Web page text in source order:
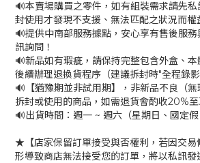
🔊本賣場購買之零件，如有組裝需求請先
封使用才發現不支援、無法匹配之狀況而權
🔊提供中南部服務據點，安心享有售後服
訊詢問！
🔊新品如有瑕疵，請保持完整包含外盒、本
後續辦理退換貨程序（建議拆封時"全程錄
🔊【猶豫期並非試用期】，非新品不良（
拆封或使用的商品，如需退貨會酌收20%
🔊出貨時間：週一 ~ 週六（星期日、國定假
★【店家保留訂單接受與否權利，若因交易
形導致商店無法接受您的訂單，將以私訊發